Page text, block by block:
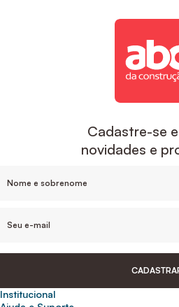
Cadastre-se
novidades e
Institucional